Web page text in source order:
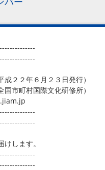
バー
２３日発行）
文化研修所）
します。